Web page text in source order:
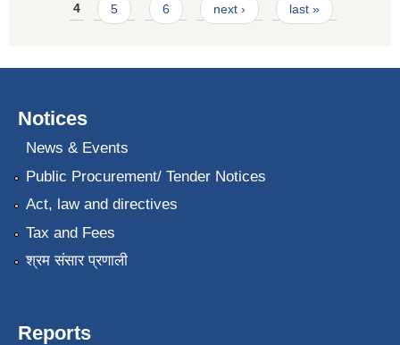
4 5 6 next › last »
Notices
News & Events
Public Procurement/ Tender Notices
Act, law and directives
Tax and Fees
श्रम संसार प्रणाली
Reports